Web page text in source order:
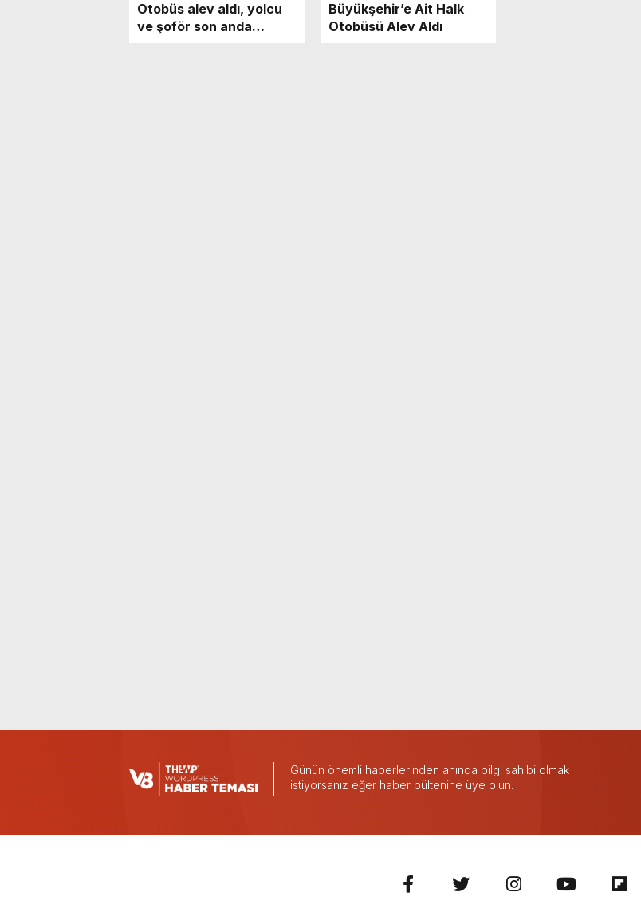
Otobüs alev aldı, yolcu
ve şoför son anda
Büyükşehir’e Ait Halk
Otobüsü Alev Aldı
Günün önemli haberlerinden anında bilgi sahibi olmak
istiyorsanız eğer haber bültenine üye olun.